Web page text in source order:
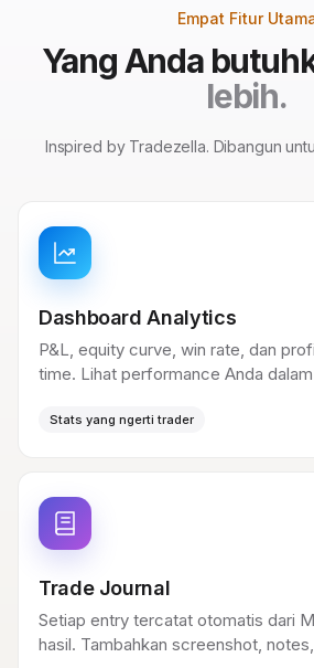
Empat Fitur
Yang Anda
lebih.
Inspired by Tradezella. Dibangun
Dashboard Analytics
P&L, equity curve, win rate, dan
time. Lihat performance Anda
Stats yang ngerti trader
Trade Journal
Setiap entry tercatat otomatis dari
hasil. Tambahkan screenshot,